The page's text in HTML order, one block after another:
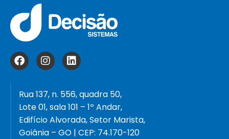
Rua 137, n. 556, quadra 50,
Lote 01, sala 101 – 1º Andar,
Edifício Alvorada, Setor Marista,
Goiânia – GO | CEP: 74.170-120